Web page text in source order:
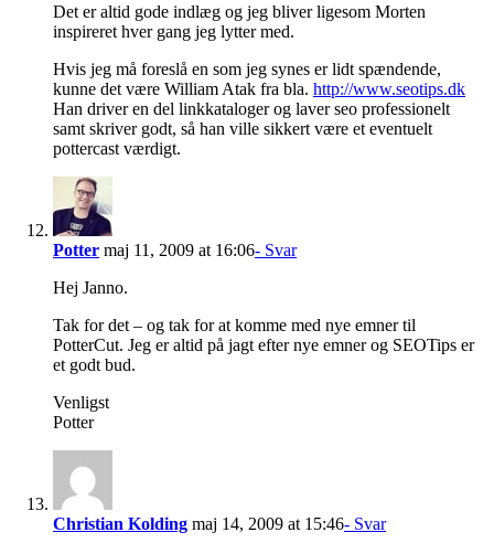
Det er altid gode indlæg og jeg bliver ligesom Morten
inspireret hver gang jeg lytter med.
Hvis jeg må foreslå en som jeg synes er lidt spændende,
kunne det være William Atak fra bla. http://www.seotips.dk
Han driver en del linkkataloger og laver seo professionelt
samt skriver godt, så han ville sikkert være et eventuelt
pottercast værdigt.
Potter maj 11, 2009 at 16:06- Svar
Hej Janno.
Tak for det – og tak for at komme med nye emner til
PotterCut. Jeg er altid på jagt efter nye emner og SEOTips er
et godt bud.
Venligst
Potter
Christian Kolding maj 14, 2009 at 15:46- Svar